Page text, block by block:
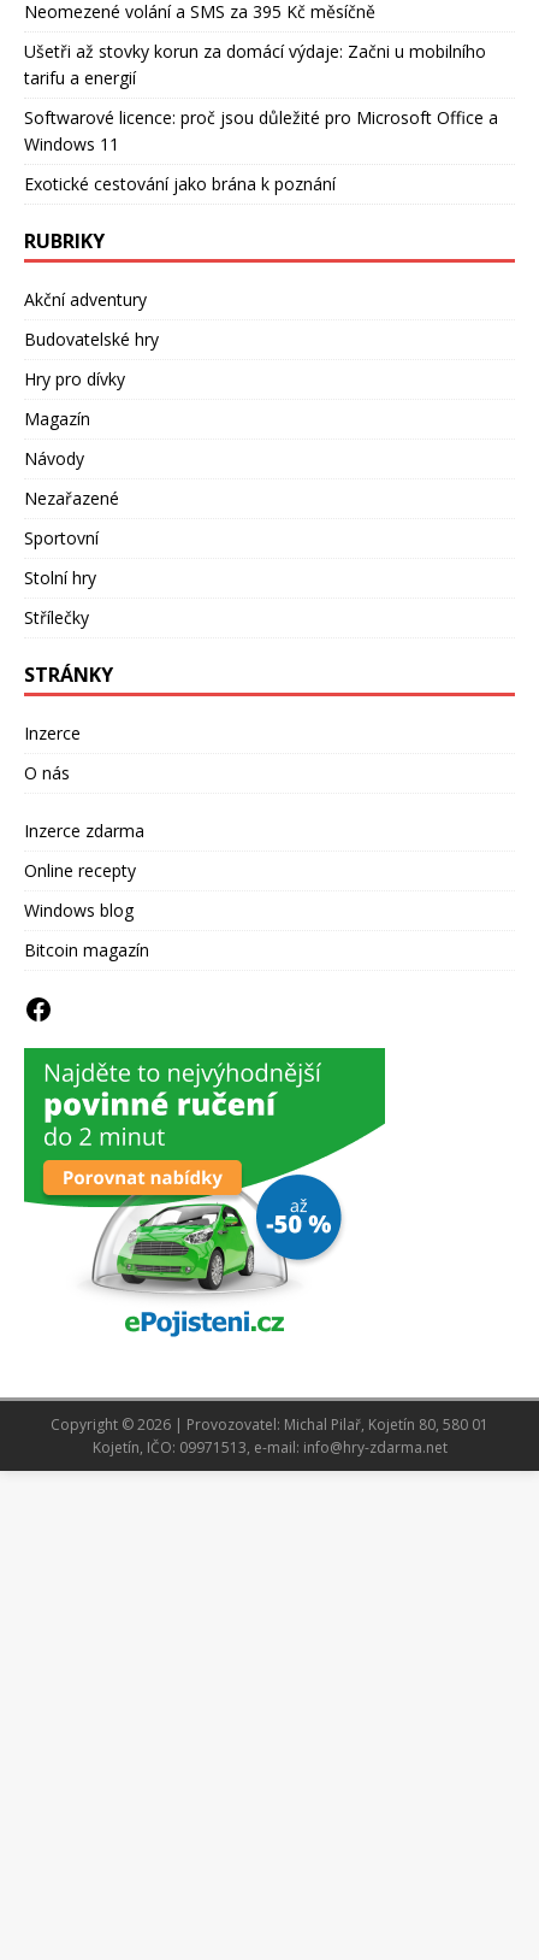
Neomezené volání a SMS za 395 Kč měsíčně
Ušetři až stovky korun za domácí výdaje: Začni u mobilního
tarifu a energií
Softwarové licence: proč jsou důležité pro Microsoft Office a
Windows 11
Exotické cestování jako brána k poznání
RUBRIKY
Akční adventury
Budovatelské hry
Hry pro dívky
Magazín
Návody
Nezařazené
Sportovní
Stolní hry
Střílečky
STRÁNKY
Inzerce
O nás
Inzerce zdarma
Online recepty
Windows blog
Bitcoin magazín
Copyright © 2026 | Provozovatel: Michal Pilař, Kojetín 80, 580 01
Kojetín, IČO: 09971513, e-mail: info@hry-zdarma.net